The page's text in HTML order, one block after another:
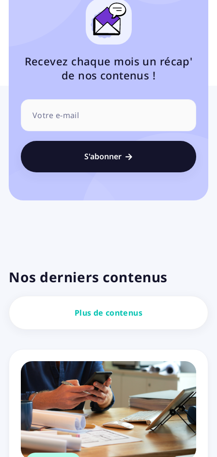
Recevez chaque mois un récap'
de nos contenus !

Nos derniers contenus
Plus de contenus